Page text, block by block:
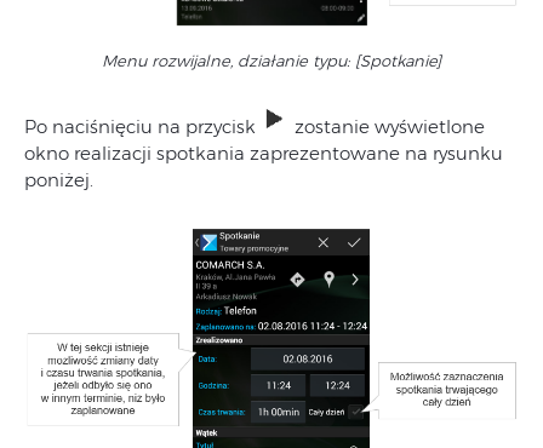
Menu rozwijalne, działanie typu: [Spotkanie]
Po naciśnięciu na przycisk
zostanie wyświetlone
okno realizacji spotkania zaprezentowane na rysunku
poniżej.